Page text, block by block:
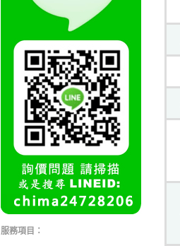
服務項目：